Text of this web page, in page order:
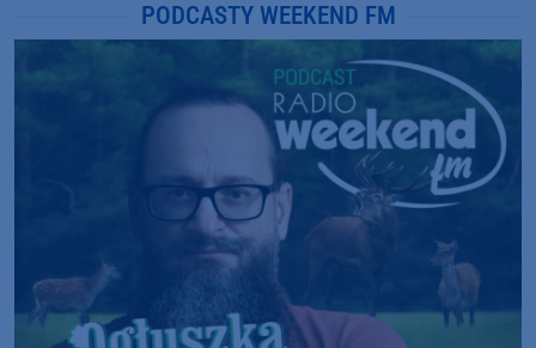
PODCASTY WEEKEND FM